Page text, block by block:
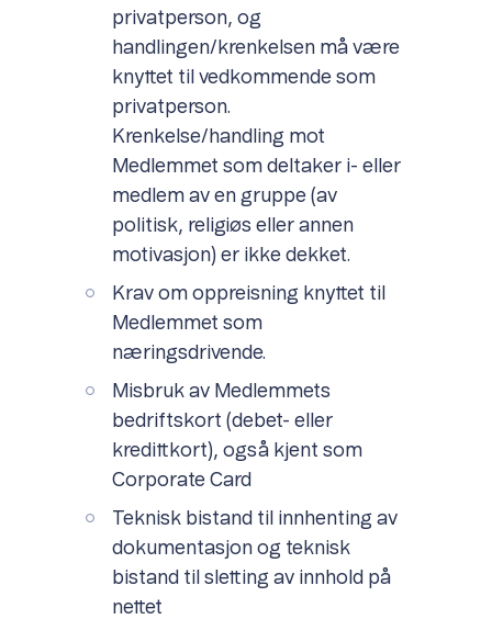
privatperson, og
handlingen/krenkelsen må være
knyttet til vedkommende som
privatperson.
Krenkelse/handling mot
Medlemmet som deltaker i- eller
medlem av en gruppe (av
politisk, religiøs eller annen
motivasjon) er ikke dekket.
Krav om oppreisning knyttet til
Medlemmet som
næringsdrivende.
Misbruk av Medlemmets
bedriftskort (debet- eller
kredittkort), også kjent som
Corporate Card
Teknisk bistand til innhenting av
dokumentasjon og teknisk
bistand til sletting av innhold på
nettet